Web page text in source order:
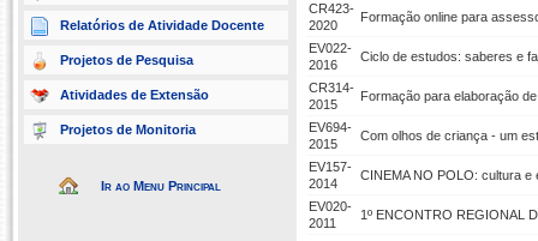
Relatórios de Atividade Docente
Projetos de Pesquisa
Atividades de Extensão
Projetos de Monitoria
Ir ao Menu Principal
CR423-
2020
Formação online para
EV022-
2016
Ciclo de estudos: saberes e
CR314-
2015
Formação para elaboração
EV694-
2015
Com olhos de criança - um
EV157-
2014
CINEMA NO POLO: cultura e
EV020-
2011
1º ENCONTRO REGIONAL